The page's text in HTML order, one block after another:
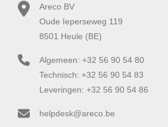
Areco BV
Oude Ieperseweg 119
8501 Heule (BE)
Algemeen: +32 56 90 54 80
Technisch: +32 56 90 54 83
Leveringen: +32 56 90 54 86
helpdesk@areco.be